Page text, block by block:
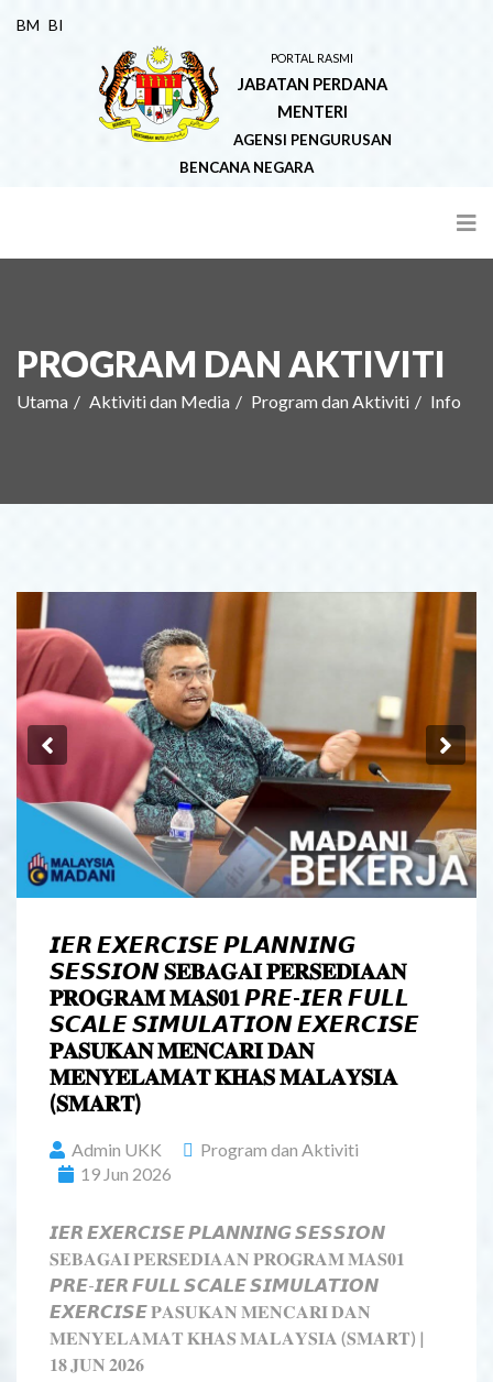
BM BI
PORTAL RASMI
JABATAN PERDANA
MENTERI
AGENSI PENGURUSAN
BENCANA NEGARA
PROGRAM DAN AKTIVITI
Utama Aktiviti dan Media Program dan Aktiviti Info
Previous
𝙄𝙀𝙍 𝙀𝙓𝙀𝙍𝘾𝙄𝙎𝙀 𝙋𝙇𝘼𝙉𝙉𝙄𝙉𝙂
𝙎𝙀𝙎𝙎𝙄𝙊𝙉 𝐒𝐄𝐁𝐀𝐆𝐀𝐈 𝐏𝐄𝐑𝐒𝐄𝐃𝐈𝐀𝐀𝐍
𝐏𝐑𝐎𝐆𝐑𝐀𝐌 𝐌𝐀𝐒𝟎𝟏 𝙋𝙍𝙀-𝙄𝙀𝙍 𝙁𝙐𝙇𝙇
𝙎𝘾𝘼𝙇𝙀 𝙎𝙄𝙈𝙐𝙇𝘼𝙏𝙄𝙊𝙉 𝙀𝙓𝙀𝙍𝘾𝙄𝙎𝙀
𝐏𝐀𝐒𝐔𝐊𝐀𝐍 𝐌𝐄𝐍𝐂𝐀𝐑𝐈 𝐃𝐀𝐍
𝐌𝐄𝐍𝐘𝐄𝐋𝐀𝐌𝐀𝐓 𝐊𝐇𝐀𝐒 𝐌𝐀𝐋𝐀𝐘𝐒𝐈𝐀
(𝐒𝐌𝐀𝐑𝐓)
Admin UKK
Program dan Aktiviti
19 Jun 2026
𝙄𝙀𝙍 𝙀𝙓𝙀𝙍𝘾𝙄𝙎𝙀 𝙋𝙇𝘼𝙉𝙉𝙄𝙉𝙂 𝙎𝙀𝙎𝙎𝙄𝙊𝙉
𝐒𝐄𝐁𝐀𝐆𝐀𝐈 𝐏𝐄𝐑𝐒𝐄𝐃𝐈𝐀𝐀𝐍 𝐏𝐑𝐎𝐆𝐑𝐀𝐌 𝐌𝐀𝐒𝟎𝟏
𝙋𝙍𝙀-𝙄𝙀𝙍 𝙁𝙐𝙇𝙇 𝙎𝘾𝘼𝙇𝙀 𝙎𝙄𝙈𝙐𝙇𝘼𝙏𝙄𝙊𝙉
𝙀𝙓𝙀𝙍𝘾𝙄𝙎𝙀 𝐏𝐀𝐒𝐔𝐊𝐀𝐍 𝐌𝐄𝐍𝐂𝐀𝐑𝐈 𝐃𝐀𝐍
𝐌𝐄𝐍𝐘𝐄𝐋𝐀𝐌𝐀𝐓 𝐊𝐇𝐀𝐒 𝐌𝐀𝐋𝐀𝐘𝐒𝐈𝐀 (𝐒𝐌𝐀𝐑𝐓) |
𝟏𝟖 𝐉𝐔𝐍 𝟐𝟎𝟐𝟔